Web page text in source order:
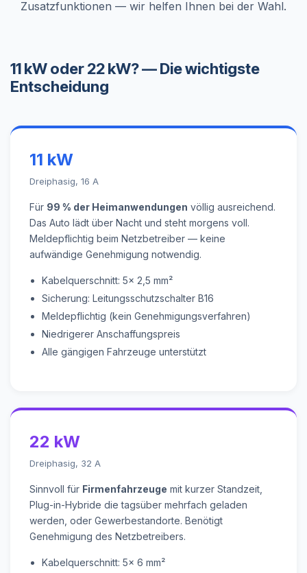
Zusatzfunktionen — wir helfen Ihnen bei der Wahl.
11 kW oder 22 kW? — Die wichtigste
Entscheidung
11 kW
Dreiphasig, 16 A
Für 99 % der Heimanwendungen völlig ausreichend.
Das Auto lädt über Nacht und steht morgens voll.
Meldepflichtig beim Netzbetreiber — keine
aufwändige Genehmigung notwendig.
Kabelquerschnitt: 5x 2,5 mm²
Sicherung: Leitungsschutzschalter B16
Meldepflichtig (kein Genehmigungsverfahren)
Niedrigerer Anschaffungspreis
Alle gängigen Fahrzeuge unterstützt
22 kW
Dreiphasig, 32 A
Sinnvoll für Firmenfahrzeuge mit kurzer Standzeit,
Plug-in-Hybride die tagsüber mehrfach geladen
werden, oder Gewerbestandorte. Benötigt
Genehmigung des Netzbetreibers.
Kabelquerschnitt: 5x 6 mm²